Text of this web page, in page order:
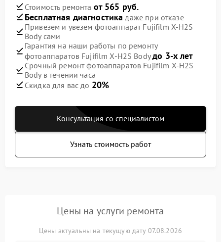
Стоимость ремонта от 565 руб.
Бесплатная диагностика даже при отказе
Привезем и увезем фотоаппарат Fujifilm X-H2S
Body сами
Гарантия на наши работы по ремонту
фотоаппаратов Fujifilm X-H2S Bodyдо 3-х лет
Срочный ремонт фотоаппаратов Fujifilm X-H2S
Body в течении часа
Скидка для вас до 20%
Консультация со специалистом
Узнать стоимость работ
Цены на услуги ремонта
Цены актуальны на текущую дату 07.08.2026